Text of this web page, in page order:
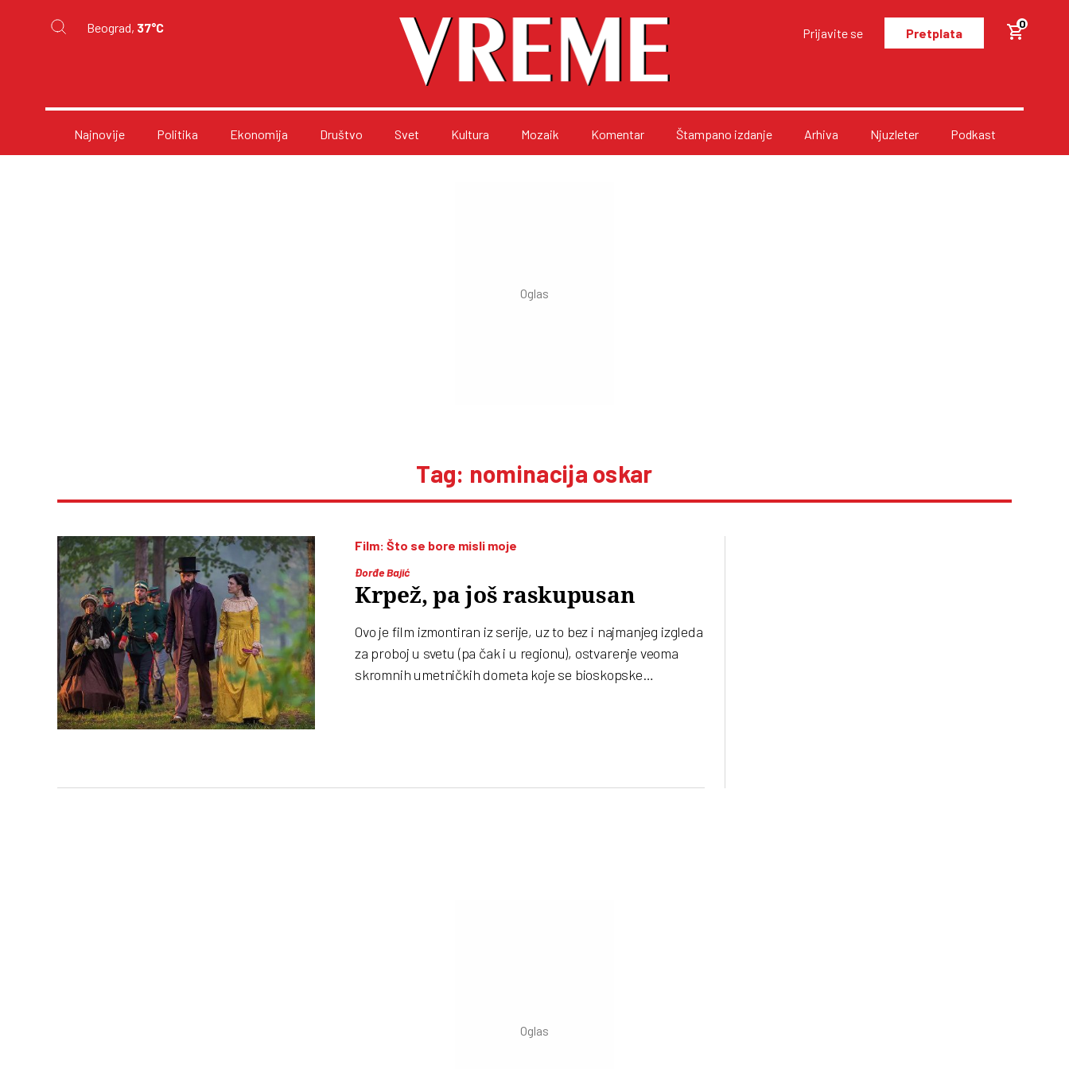
Beograd, 37°C Prijavite se Pretplata
0
Najnovije Politika Ekonomija Društvo Svet Kultura Mozaik Komentar Štampano izdanje Arhiva Njuzleter Podkast
Tag: nominacija oskar
Film: Što se bore misli moje
Đorđe Bajić
Krpež, pa još raskupusan
Ovo je film izmontiran iz serije, uz to bez i najmanjeg izgleda
za proboj u svetu (pa čak i u regionu), ostvarenje veoma
skromnih umetničkih dometa koje se bioskopske